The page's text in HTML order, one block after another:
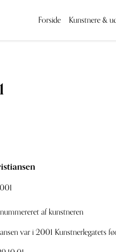
Forside Kunstnere &
af kunstneren
var i 2001 Kunstnerlegatets